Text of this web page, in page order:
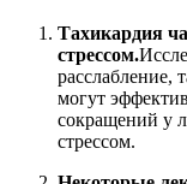
Тахикардия
стрессом.
расслабление,
могут
сокращений у
стрессом.